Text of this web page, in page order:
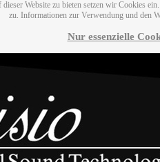
Website zu bieten setzen wir Cookies
zu. Informationen zur Verwendung und den
Nur essenzielle